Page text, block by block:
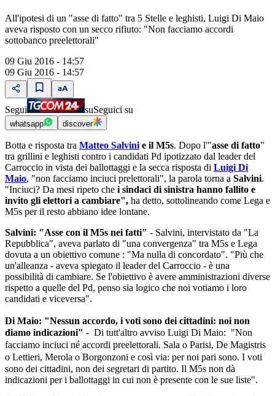
All'ipotesi di un "asse di fatto" tra 5 Stelle e leghisti, Luigi Di Maio
aveva risposto con un secco rifiuto: "Non facciamo accordi
sottobanco preelettorali"
09 Giu 2016 - 14:57
09 Giu 2016 - 14:57
Segui suSeguici su
whatsapp discover
Botta e risposta tra Matteo Salvini e il M5s. Dopo l'"asse di fatto"
tra grillini e leghisti contro i candidati Pd ipotizzato dal leader del
Carroccio in vista dei ballottaggi e la secca risposta di Luigi Di
Maio, "non facciamo inciuci prelettorali", la parola torna a Salvini.
"Inciuci? Da mesi ripeto che i sindaci di sinistra hanno fallito e
invito gli elettori a cambiare", ha detto, sottolineando come Lega e
M5s per il resto abbiano idee lontane.
Salvini: "Asse con il M5s nei fatti" - Salvini, intervistato da "La
Repubblica", aveva parlato di "una convergenza" tra M5s e Lega
dovuta a un obiettivo comune : "Ma nulla di concordato". "Più che
un'alleanza - aveva spiegato il leader del Carroccio - è una
possibilità di cambiare. Se l'obiettivo è avere amministrazioni diverse
rispetto a quelle del Pd, penso sia logico che noi votiamo i loro
candidati e viceversa".
Di Maio: "Nessun accordo, i voti sono dei cittadini: noi non
diamo indicazioni" - Di tutt'altro avviso Luigi Di Maio: "Non
facciamo inciuci né accordi preelettorali. Sala o Parisi, De Magistris
o Lettieri, Merola o Borgonzoni e così via: per noi pari sono. I voti
sono dei cittadini, non dei segretari di partito. Il M5s non dà
indicazioni per i ballottaggi in cui non è presente con le sue liste".